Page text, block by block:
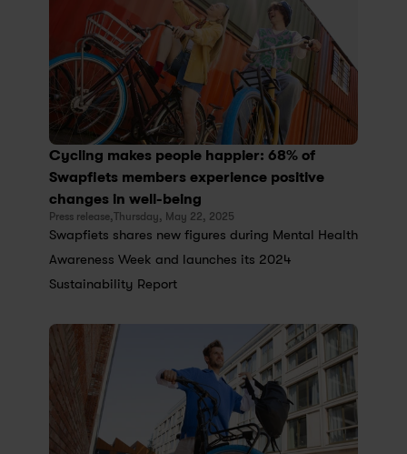
Cycling makes people happier: 68% of
Swapfiets members experience positive
changes in well-being
Press release,Thursday, May 22, 2025
Swapfiets shares new figures during Mental Health
Awareness Week and launches its 2024
Sustainability Report